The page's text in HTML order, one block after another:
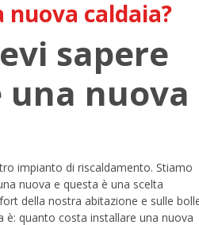
caldaia?
sapere
nuova
impianto di riscaldamento. Stiamo
nuova e questa è una scelta
della nostra abitazione e sulle
è: quanto costa installare una nuova